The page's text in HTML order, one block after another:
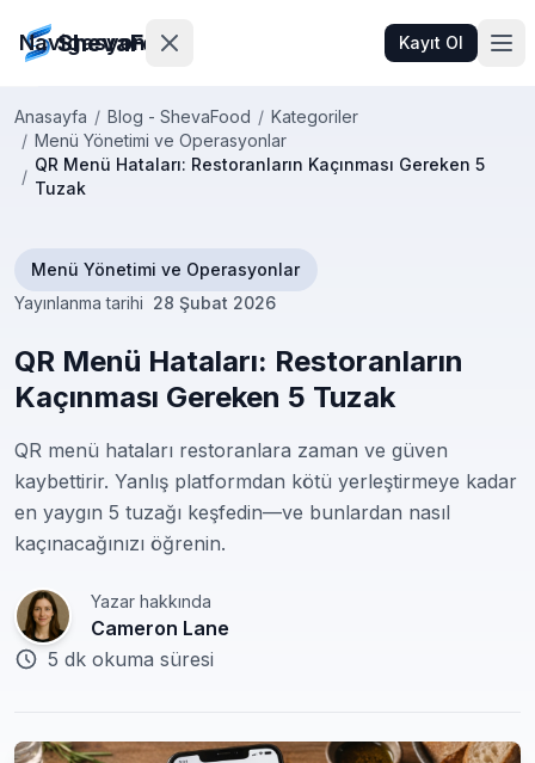
ShevaFood Kayıt Ol
Navigasyon
Fiyatlar
Yenilikler
İletişim
Giriş
Yap
Ol
🇹🇷Türkçe
Anasayfa / Blog - ShevaFood / Kategoriler
/ Menü Yönetimi ve Operasyonlar
/
QR Menü Hataları: Restoranların Kaçınması Gereken 5
Tuzak
Menü Yönetimi ve Operasyonlar
Yayınlanma tarihi 28 Şubat 2026
QR Menü Hataları: Restoranların
Kaçınması Gereken 5 Tuzak
QR menü hataları restoranlara zaman ve güven
kaybettirir. Yanlış platformdan kötü yerleştirmeye kadar
en yaygın 5 tuzağı keşfedin—ve bunlardan nasıl
kaçınacağınızı öğrenin.
Yazar hakkında
Cameron Lane
5 dk okuma süresi